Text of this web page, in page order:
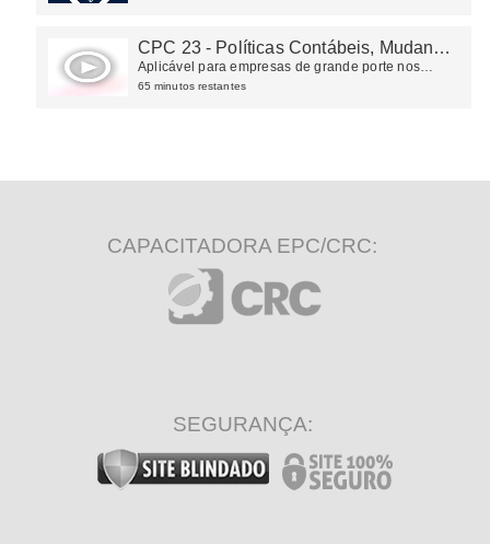
CPC 23 - Políticas Contábeis, Mudança
de Estimativa e Retificação de Erro
Aplicável para empresas de grande porte nos
termos da Lei 11.638/07
65 minutos restantes
CAPACITADORA EPC/CRC:
SEGURANÇA: